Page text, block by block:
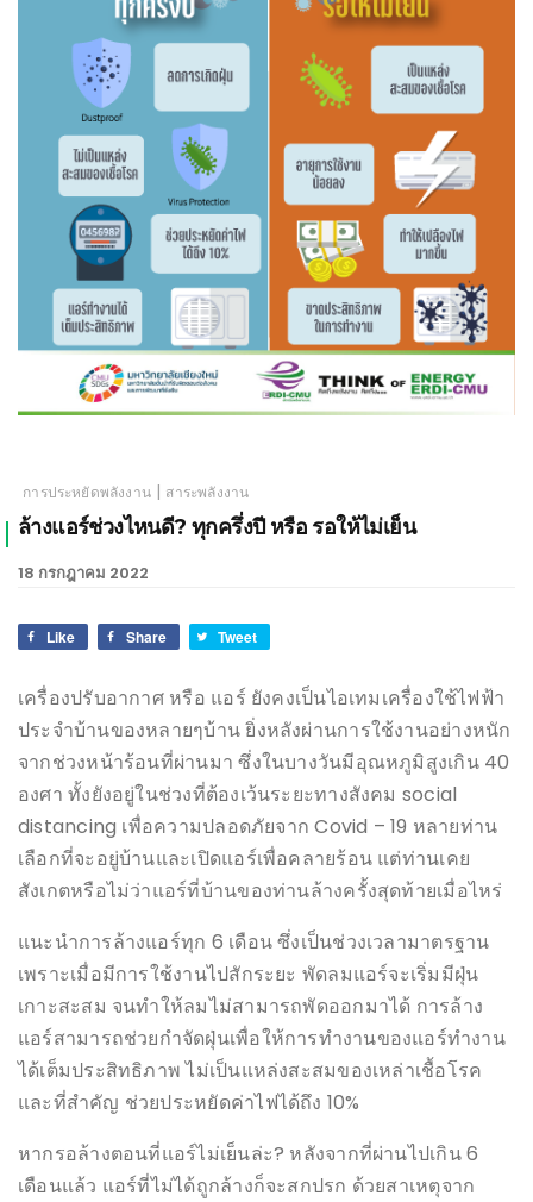
การประหยัดพลังงาน | สาระพลังงาน
ล้างแอร์ช่วงไหนดี? ทุกครึ่งปี หรือ รอให้ไม่เย็น
18 กรกฎาคม 2022
Like Share Tweet
เครื่องปรับอากาศ หรือ แอร์ ยังคงเป็นไอเทมเครื่องใช้ไฟฟ้า
ประจำบ้านของหลายๆบ้าน ยิ่งหลังผ่านการใช้งานอย่างหนัก
จากช่วงหน้าร้อนที่ผ่านมา ซึ่งในบางวันมีอุณหภูมิสูงเกิน 40
องศา ทั้งยังอยู่ในช่วงที่ต้องเว้นระยะทางสังคม social
distancing เพื่อความปลอดภัยจาก Covid – 19 หลายท่าน
เลือกที่จะอยู่บ้านและเปิดแอร์เพื่อคลายร้อน แต่ท่านเคย
สังเกตหรือไม่ว่าแอร์ที่บ้านของท่านล้างครั้งสุดท้ายเมื่อไหร่
แนะนำการล้างแอร์ทุก 6 เดือน ซึ่งเป็นช่วงเวลามาตรฐาน
เพราะเมื่อมีการใช้งานไปสักระยะ พัดลมแอร์จะเริ่มมีฝุ่น
เกาะสะสม จนทำให้ลมไม่สามารถพัดออกมาได้ การล้าง
แอร์สามารถช่วยกำจัดฝุ่นเพื่อให้การทำงานของแอร์ทำงาน
ได้เต็มประสิทธิภาพ ไม่เป็นแหล่งสะสมของเหล่าเชื้อโรค
และที่สำคัญ ช่วยประหยัดค่าไฟได้ถึง 10%
หากรอล้างตอนที่แอร์ไม่เย็นล่ะ? หลังจากที่ผ่านไปเกิน 6
เดือนแล้ว แอร์ที่ไม่ได้ถูกล้างก็จะสกปรก ด้วยสาเหตุจาก